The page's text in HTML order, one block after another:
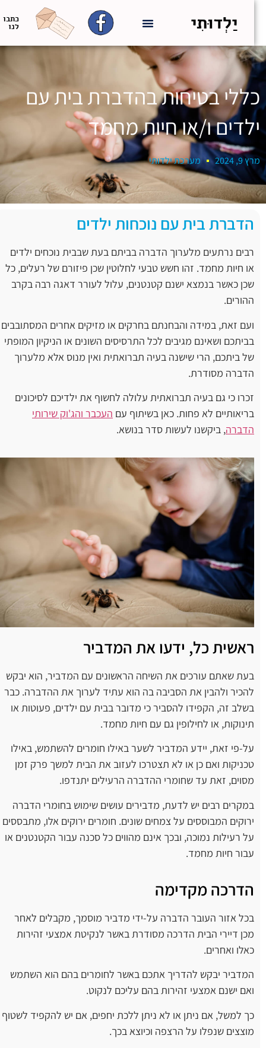
יַלְדוּתִי כתבו
לנו
כללי בטיחות בהדברת בית עם
ילדים ו/או חיות מחמד
מרץ 9, 2024 מערכת ילדותי
הדברת בית עם נוכחות ילדים
רבים נרתעים מלערוך הדברה בביתם בעת שבבית נוכחים ילדים
או חיות מחמד. זהו חשש טבעי לחלוטין שכן פיזורם של רעלים, כל
שכן כאשר בנמצא ישנם קטנטנים, עלול לעורר דאגה רבה בקרב
ההורים.
ועם זאת, במידה והבחנתם בחרקים או מזיקים אחרים המסתובבים
בביתכם ושאינם מגיבים לכל התרסיסים השונים או הניקיון המופתי
של ביתכם, הרי שישנה בעיה תברואתית ואין מנוס אלא מלערוך
הדברה מסודרת.
זכרו כי גם בעיה תברואתית עלולה לחשוף את ילדיכם לסיכונים
בריאותיים לא פחות. כאן בשיתוף עםהעכבר והג'וק שירותי
הדברה, ביקשנו לעשות סדר בנושא.
ראשית כל, ידעו את המדביר
בעת שאתם עורכים את השיחה הראשונים עם המדביר, הוא יבקש
להכיר ולהבין את הסביבה בה הוא עתיד לערוך את ההדברה. כבר
בשלב זה, הקפידו להסביר כי מדובר בבית עם ילדים, פעוטות או
תינוקות, או לחילופין גם עם חיות מחמד.
על-פי זאת, יידע המדביר לשער באילו חומרים להשתמש, באילו
טכניקות ואם כן או לא תצטרכו לעזוב את הבית למשך פרק זמן
מסוים, זאת עד שחומרי ההדברה הרעילים יתנדפו.
במקרים רבים יש לדעת, מדבירים עושים שימוש בחומרי הדברה
ירוקים המבוססים על צמחים שונים. חומרים ירוקים אלו, מתבססים
על רעילות נמוכה, ובכך אינם מהווים כל סכנה עבור הקטנטנים או
עבור חיות מחמד.
הדרכה מקדימה
בכל אזור העובר הדברה על-ידי מדביר מוסמך, מקבלים לאחר
מכן דיירי הבית הדרכה מסודרת באשר לנקיטת אמצעי זהירות
כאלו ואחרים.
המדביר יבקש להדריך אתכם באשר לחומרים בהם הוא השתמש
ואם ישנם אמצעי זהירות בהם עליכם לנקוט.
כך למשל, אם ניתן או לא ניתן ללכת יחפים, אם יש להקפיד לשטוף
מוצצים שנפלו על הרצפה וכיוצא בכך.